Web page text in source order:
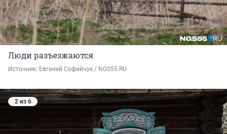
Люди разъезжаются
Источник: Евгений Софийчук / NGS55.RU
2 из 6